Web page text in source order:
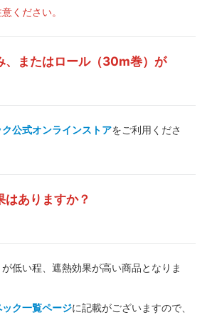
ください。
、またはロール（30m巻）が
公式オンラインストアをご利用くださ
はありますか？
が低い程、遮熱効果が高い商品となりま
ク一覧ページに記載がございますので、